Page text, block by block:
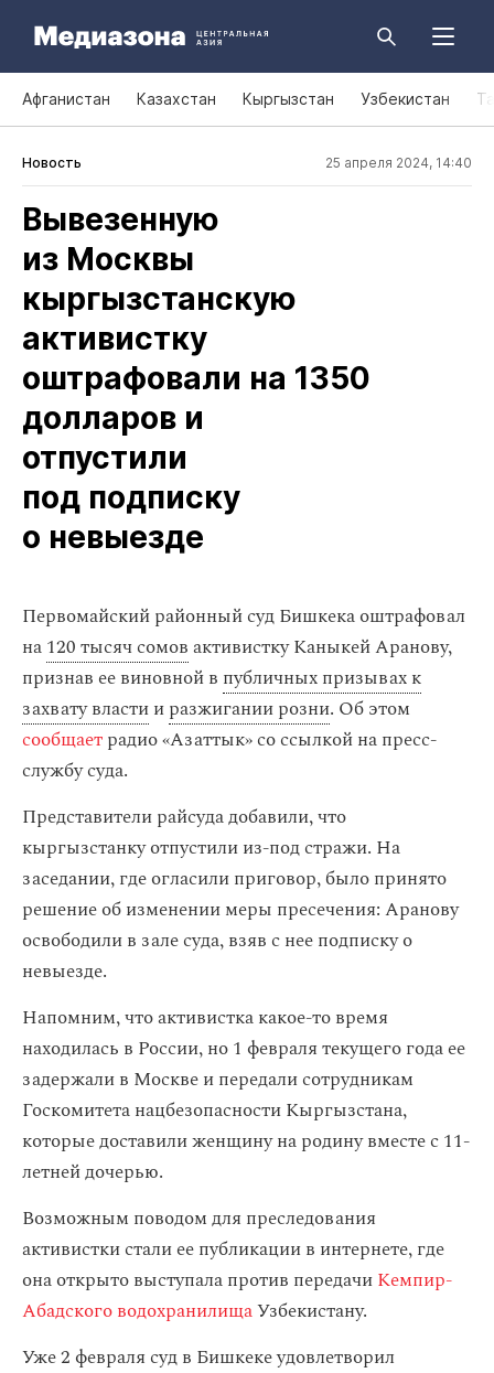
Афганистан Казахстан Кыргызстан Узбекистан
Новость 25 апреля 2024, 14:40
Вывезенную
из Москвы
кыргызстанскую
активистку
оштрафовали на 1350
долларов и
отпустили
под подписку
о невыезде
Первомайский районный суд Бишкека оштрафовал
на120 тысяч сомовактивистку Каныкей Аранову,
признав ее виновной в публичных призывах к
захвату властииразжигании розни. Об этом
сообщаетрадио «Азаттык» со ссылкой на пресс-
службу суда.
Представители райсуда добавили, что
кыргызстанку отпустили из-под стражи. На
заседании, где огласили приговор, было принято
решение об изменении меры пресечения: Аранову
освободили в зале суда, взяв с нее подписку о
невыезде.
Напомним, что активистка какое-то время
находилась в России, но 1 февраля текущего года ее
задержали в Москве и передали сотрудникам
Госкомитета нацбезопасности Кыргызстана,
которые доставили женщину на родину вместе с 11-
летней дочерью.
Возможным поводом для преследования
активистки стали ее публикации в интернете, где
она открыто выступала против передачиКемпир-
Абадского водохранилищаУзбекистану.
Уже 2 февраля суд в Бишкеке удовлетворил